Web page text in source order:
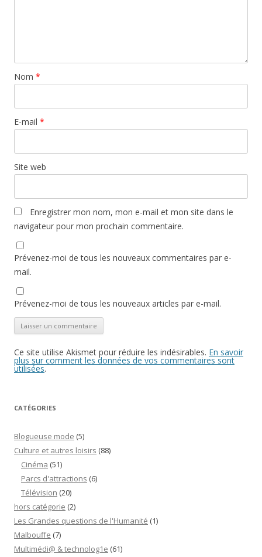
Nom *
E-mail *
Site web
Enregistrer mon nom, mon e-mail et mon site dans le
navigateur pour mon prochain commentaire.
Prévenez-moi de tous les nouveaux commentaires par e-
mail.
Prévenez-moi de tous les nouveaux articles par e-mail.
Ce site utilise Akismet pour réduire les indésirables. En savoir
plus sur comment les données de vos commentaires sont
utilisées.
CATÉGORIES
Blogueuse mode (5)
Culture et autres loisirs (88)
Cinéma (51)
Parcs d'attractions (6)
Télévision (20)
hors catégorie (2)
Les Grandes questions de l'Humanité (1)
Malbouffe (7)
Multimédi@ & technolog1e (61)